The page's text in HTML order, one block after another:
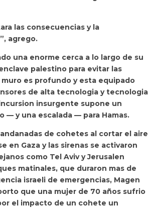
las consecuencias y la
agrego.
una enorme cerca a lo largo de su
palestino para evitar las
es profundo y esta equipado
de alta tecnologia y tecnologia
insurgente supone un
— y una escalada — para Hamas.
de cohetes al cortar el aire
en Gaza y las sirenas se activaron
como Tel Aviv y Jerusalen
matinales, que duraron mas de
israeli de emergencias, Magen
que una mujer de 70 años sufrio
el impacto de un cohete un